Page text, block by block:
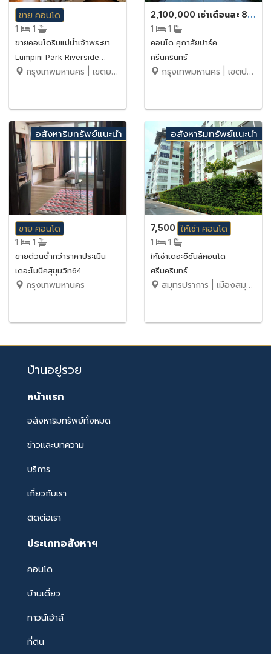
ขาย คอนโด
1
1
ขายคอนโดริมแม่น้ำเจ้าพระยา
Lumpini Park Riverside
Rama 3 ลุมพินี พาร์ค ริเวอร์
กรุงเทพมหานคร | เขตยานนาวา | บางโพงพาง
2,100,000 เช่าเดือนละ 8,000 บาท
1
1
คอนโด ศุภาลัยปาร์ค
ศรีนครินทร์
กรุงเทพมหานคร | เขตประเวศ | ประเวศ
อสังหาริมทรัพย์แนะนำ
ขาย คอนโด
1
1
ขายด่วนต่ำกว่าราคาประเมิน
เดอะโมนีคสุขุมวิท64
กรุงเทพมหานคร
อสังหาริมทรัพย์แนะนำ
7,500 ให้เช่า คอนโด
1
1
ให้เช่าเดอะซีซันส์คอนโด
ศรีนครินทร์
สมุทรปราการ | เมืองสมุทรปราการ
บ้านอยู่รวย
หน้าแรก
อสังหาริมทรัพย์ทั้งหมด
ข่าวและบทความ
บริการ
เกี่ยวกับเรา
ติดต่อเรา
ประเภทอสังหาฯ
คอนโด
บ้านเดี่ยว
ทาวน์เฮ้าส์
ที่ดิน